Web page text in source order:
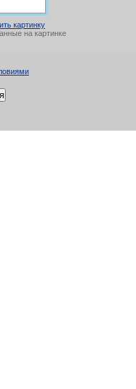
картинку
на картинке